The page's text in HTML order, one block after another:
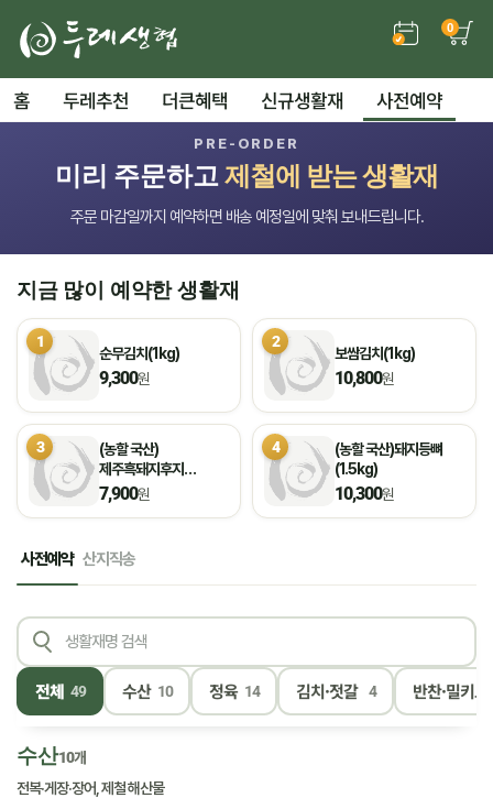
0
홈 두레추천 더큰혜택 신규생활재 사전예약
PRE-ORDER
미리 주문하고제철에 받는 생활재
주문 마감일까지 예약하면 배송 예정일에 맞춰 보내드립니다.
지금 많이 예약한 생활재
1
순무김치(1kg)
9,300원
2
보쌈김치(1kg)
10,800원
3
(농할 국산)
제주흑돼지후지
(불고기용/500g)
7,900원
4
(농할 국산)돼지등뼈
(1.5kg)
10,300원
사전예약 산지직송
전체 49 수산 10 정육 14 김치·젓갈 4 반찬·밀키트
수산10개
전복·게장·장어, 제철 해산물